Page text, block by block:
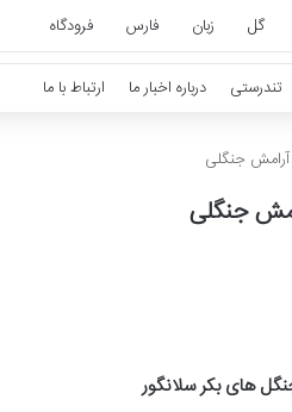
گل زبان فارس فرودگاه
تندرستی درباره اخبار ما ارتباط با ما